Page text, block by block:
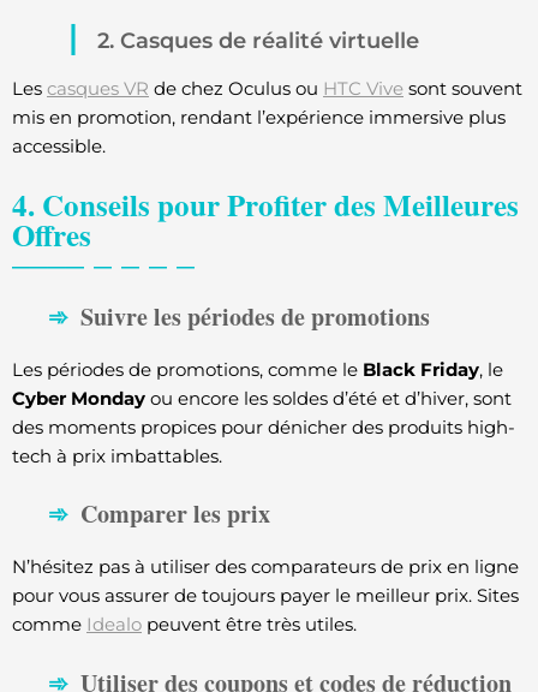
2. Casques de réalité virtuelle
Les casques VR de chez Oculus ou HTC Vive sont souvent
mis en promotion, rendant l’expérience immersive plus
accessible.
4. Conseils pour Profiter des Meilleures
Offres
Suivre les périodes de promotions
Les périodes de promotions, comme le Black Friday, le
Cyber Monday ou encore les soldes d’été et d’hiver, sont
des moments propices pour dénicher des produits high-
tech à prix imbattables.
Comparer les prix
N’hésitez pas à utiliser des comparateurs de prix en ligne
pour vous assurer de toujours payer le meilleur prix. Sites
comme Idealo peuvent être très utiles.
Utiliser des coupons et codes de réduction